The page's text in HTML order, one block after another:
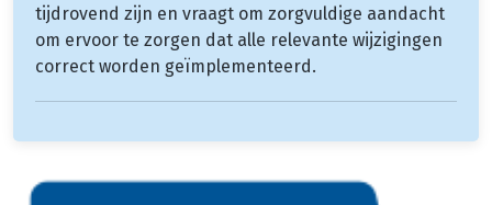
tijdrovend zijn en vraagt om zorgvuldige aandacht
om ervoor te zorgen dat alle relevante wijzigingen
correct worden geïmplementeerd.